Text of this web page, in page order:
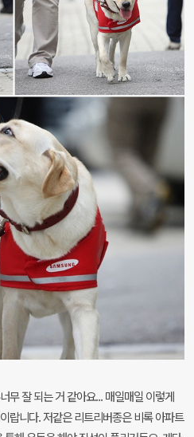
무 잘 되는 거 같아요... 매일매일 이렇게
랍니다. 저같은 리트리버종은 비록 아파트